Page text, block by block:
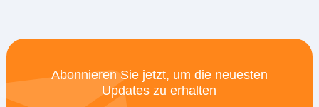
Abonnieren Sie jetzt, um die neuesten
Updates zu erhalten